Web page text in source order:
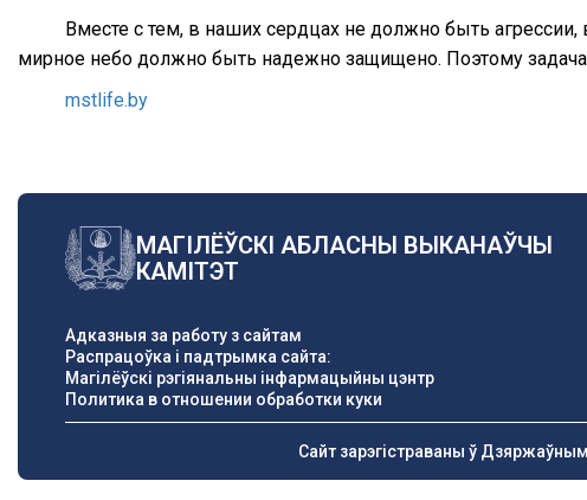
Вместе с тем, в наших сердцах не должно быть агрессии,
мирное небо должно быть надежно защищено. Поэтому
mstlife.by
МАГІЛЁЎСКІ АБЛАСНЫ ВЫКАНАЎЧЫ
КАМІТЭТ
Адказныя за работу з сайтам
Распрацоўка і падтрымка сайта:
Магілёўскі рэгіянальны інфармацыйны цэнтр
Политика в отношении обработки куки
Сайт зарэгістраваны ў